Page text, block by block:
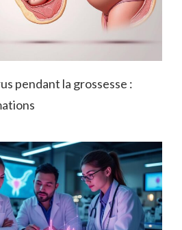
pendant la grossesse :